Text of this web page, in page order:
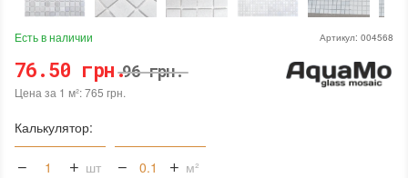
Артикул: 004568
Есть в наличии
76.50 грн.96 грн.
Цена за 1 м²: 765 грн.
Калькулятор:
шт м²